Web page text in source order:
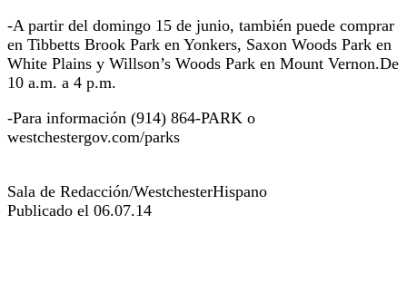
-A partir del domingo 15 de junio, también puede comprar
en Tibbetts Brook Park en Yonkers, Saxon Woods Park en
White Plains y Willson’s Woods Park en Mount Vernon.De
10 a.m. a 4 p.m.
-Para información (914) 864-PARK o
westchestergov.com/parks
Sala de Redacción/WestchesterHispano
Publicado el 06.07.14